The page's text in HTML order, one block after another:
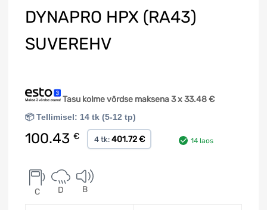
DYNAPRO HPX (RA43)
SUVEREHV
Tasu kolme võrdse maksena 3 x33.48€
📦 Tellimisel: 14 tk (5-12 tp)
100.43 € 4 tk: 401.72 € 14 laos
C D B